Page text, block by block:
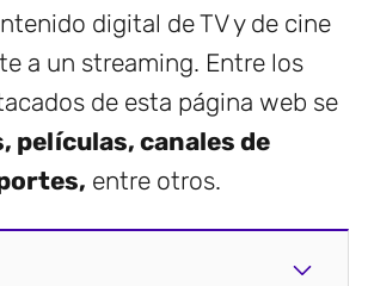
digital de TV y de cine
a un streaming. Entre los
de esta página web se
películas, canales de
entre otros.